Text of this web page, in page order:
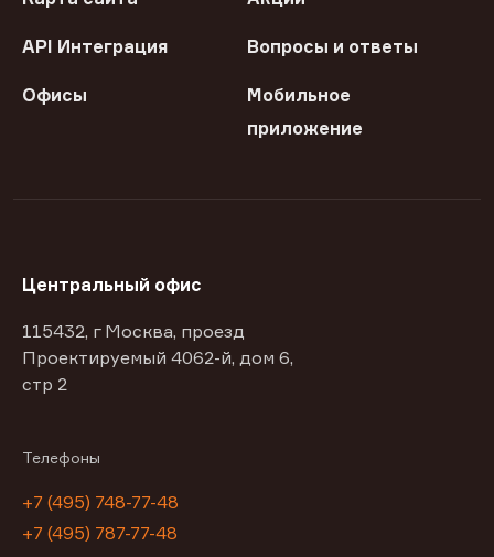
API Интеграция Вопросы и ответы
Офисы
Мобильное
приложение
Центральный офис
115432, г Москва, проезд
Проектируемый 4062-й, дом 6,
стр 2
Телефоны
+7 (495) 748-77-48
+7 (495) 787-77-48